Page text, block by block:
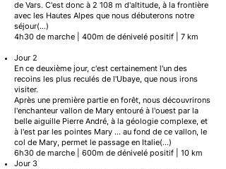
de Vars. C'est donc à 2 108 m d'altitude, à la frontière
avec les Hautes Alpes que nous débuterons notre
séjour(...)
4h30 de marche | 400m de dénivelé positif | 7 km
Jour 2
En ce deuxième jour, c'est certainement l'un des
recoins les plus reculés de l'Ubaye, que nous irons
visiter.
Après une première partie en forêt, nous découvrirons
l'enchanteur vallon de Mary entouré à l'ouest par la
belle aiguille Pierre André, à la géologie complexe, et
à l'est par les pointes Mary ... au fond de ce vallon, le
col de Mary, permet le passage en Italie(...)
6h30 de marche | 600m de dénivelé positif | 10 km
Jour 3